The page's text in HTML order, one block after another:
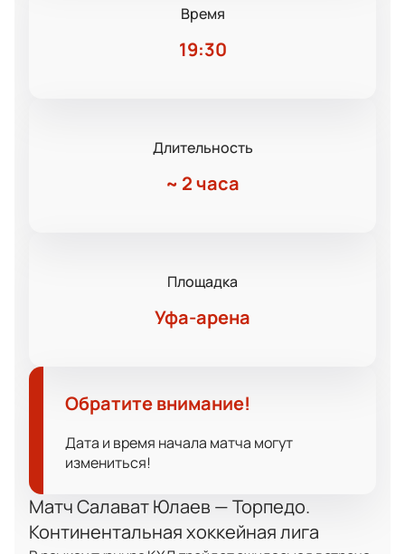
Время
19:30
Длительность
~ 2 часа
Площадка
Уфа-арена
Обратите внимание!
Дата и время начала матча могут
измениться!
Матч Салават Юлаев — Торпедо.
Континентальная хоккейная лига